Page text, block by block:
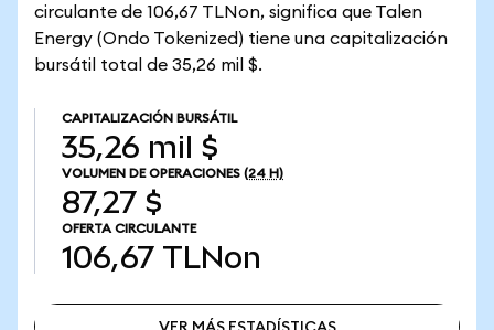
circulante de 106,67 TLNon, significa que Talen
Energy (Ondo Tokenized) tiene una capitalización
bursátil total de 35,26 mil $.
CAPITALIZACIÓN BURSÁTIL
35,26 mil $
VOLUMEN DE OPERACIONES (24 H)
87,27 $
OFERTA CIRCULANTE
106,67 TLNon